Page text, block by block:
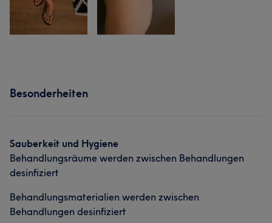
Besonderheiten
Sauberkeit und Hygiene
Behandlungsräume werden zwischen Behandlungen
desinfiziert
Behandlungsmaterialien werden zwischen
Behandlungen desinfiziert